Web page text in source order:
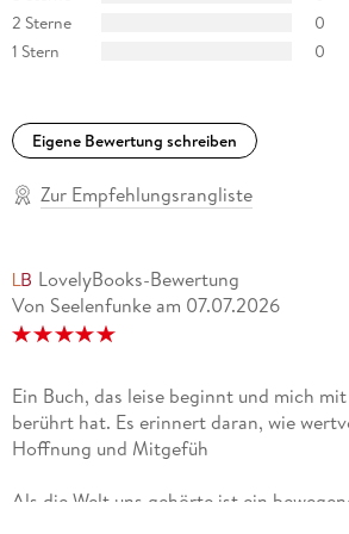
2 Sterne
0
1 Stern
0
Eigene Bewertung schreiben
Zur Empfehlungsrangliste
LovelyBooks-Bewertung
Von Seelenfunke am 07.07.2026
Ein Buch, das leise beginnt und mich
berührt hat. Es erinnert daran, wie
Hoffnung und Mitgefüh
Als die Welt uns gehörte ist ein